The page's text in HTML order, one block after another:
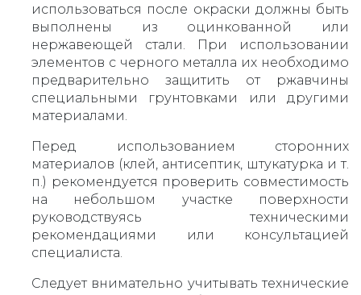
использоваться после окраски должны быть
выполнены из оцинкованной или
нержавеющей стали. При использовании
элементов с черного металла их необходимо
предварительно защитить от ржавчины
специальными грунтовками или другими
материалами.
Перед использованием сторонних
материалов (клей, антисептик, штукатурка и т.
п.) рекомендуется проверить совместимость
на небольшом участке поверхности
руководствуясь техническими
рекомендациями или консультацией
специалиста.
Следует внимательно учитывать технические